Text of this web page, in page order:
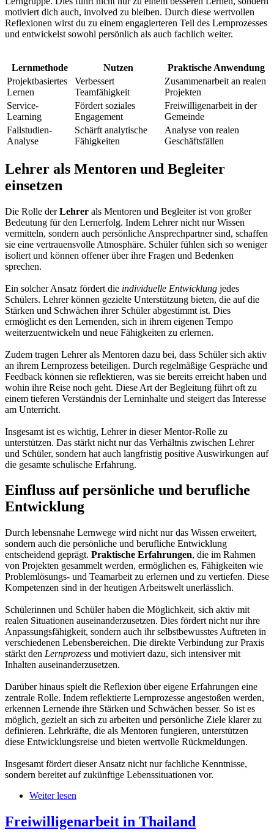
motiviert dich auch, involved zu bleiben. Durch diese wertvollen
Reflexionen wirst du zu einem engagierteren Teil des Lernprozesses
und entwickelst sowohl persönlich als auch fachlich weiter.
Lernmethode Nutzen
Praktische Anwendung
Projektbasiertes
Lernen
Verbessert
Teamfähigkeit
Zusammenarbeit an realen
Projekten
Service-
Learning
Fördert soziales
Engagement
Freiwilligenarbeit in der
Gemeinde
Fallstudien-
Analyse
Schärft analytische
Fähigkeiten
Analyse von realen
Geschäftsfällen
Lehrer als Mentoren und Begleiter
einsetzen
Die Rolle derLehrer als Mentoren und Begleiter ist von großer
Bedeutung für den Lernerfolg. Indem Lehrer nicht nur Wissen
vermitteln, sondern auch persönliche Ansprechpartner sind, schaffen
sie eine vertrauensvolle Atmosphäre. Schüler fühlen sich so weniger
isoliert und können offener über ihre Fragen und Bedenken
sprechen.
Ein solcher Ansatz fördert die individuelle Entwicklung jedes
Schülers. Lehrer können gezielte Unterstützung bieten, die auf die
Stärken und Schwächen ihrer Schüler abgestimmt ist. Dies
ermöglicht es den Lernenden, sich in ihrem eigenen Tempo
weiterzuentwickeln und neue Fähigkeiten zu erlernen.
Zudem tragen Lehrer als Mentoren dazu bei, dass Schüler sich aktiv
an ihrem Lernprozess beteiligen. Durch regelmäßige Gespräche und
Feedback können sie reflektieren, was sie bereits erreicht haben und
wohin ihre Reise noch geht. Diese Art der Begleitung führt oft zu
einem tieferen Verständnis der Lerninhalte und steigert das Interesse
am Unterricht.
Insgesamt ist es wichtig, Lehrer in dieser Mentor-Rolle zu
unterstützen. Das stärkt nicht nur das Verhältnis zwischen Lehrer
und Schüler, sondern hat auch langfristig positive Auswirkungen auf
die gesamte schulische Erfahrung.
Einfluss auf persönliche und berufliche
Entwicklung
Durch lebensnahe Lernwege wird nicht nur das Wissen erweitert,
sondern auch die persönliche und berufliche Entwicklung
entscheidend geprägt. Praktische Erfahrungen, die im Rahmen
von Projekten gesammelt werden, ermöglichen es, Fähigkeiten wie
Problemlösungs- und Teamarbeit zu erlernen und zu vertiefen. Diese
Kompetenzen sind in der heutigen Arbeitswelt unerlässlich.
Schülerinnen und Schüler haben die Möglichkeit, sich aktiv mit
realen Situationen auseinanderzusetzen. Dies fördert nicht nur ihre
Anpassungsfähigkeit, sondern auch ihr selbstbewusstes Auftreten in
verschiedenen Lebensbereichen. Die direkte Verbindung zur Praxis
stärkt den Lernprozess und motiviert dazu, sich intensiver mit
Inhalten auseinanderzusetzen.
Darüber hinaus spielt die Reflexion über eigene Erfahrungen eine
zentrale Rolle. Indem reflektierte Lernprozesse angestoßen werden,
erkennen Lernende ihre Stärken und Schwächen besser. So ist es
möglich, gezielt an sich zu arbeiten und persönliche Ziele klarer zu
definieren. Lehrkräfte, die als Mentoren fungieren, unterstützen
diese Entwicklungsreise und bieten wertvolle Rückmeldungen.
Insgesamt fördert dieser Ansatz nicht nur fachliche Kenntnisse,
sondern bereitet auf zukünftige Lebenssituationen vor.
Weiter lesen
Freiwilligenarbeit in Thailand